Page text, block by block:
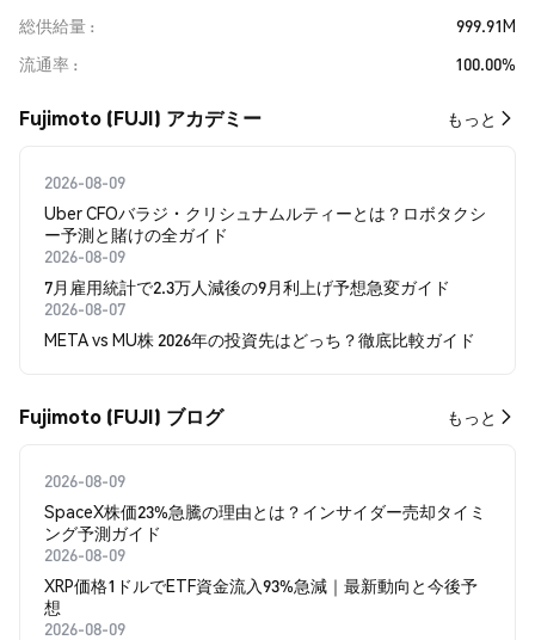
総供給量
999.91M
流通率
100.00%
Fujimoto (FUJI) アカデミー もっと
2026-08-09
Uber CFOバラジ・クリシュナムルティーとは？ロボタクシ
ー予測と賭けの全ガイド
2026-08-09
7月雇用統計で2.3万人減後の9月利上げ予想急変ガイド
2026-08-07
META vs MU株 2026年の投資先はどっち？徹底比較ガイド
Fujimoto (FUJI) ブログ もっと
2026-08-09
SpaceX株価23%急騰の理由とは？インサイダー売却タイミ
ング予測ガイド
2026-08-09
XRP価格1ドルでETF資金流入93%急減｜最新動向と今後予
想
2026-08-09